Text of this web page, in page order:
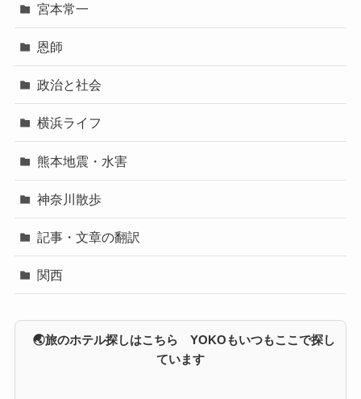
宮本常一
恩師
政治と社会
横浜ライフ
熊本地震・水害
神奈川散歩
記事・文章の翻訳
関西
🌏旅のホテル探しはこちら YOKOもいつもここで探し
ています